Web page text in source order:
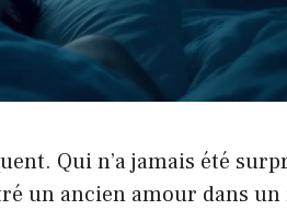
Qui n’a jamais été
un ancien amour dans un